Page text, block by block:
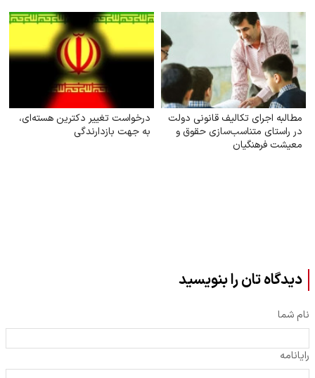
مطالبه اجرای تکالیف قانونی دولت
در راستای متناسب‌سازی حقوق و
معیشت فرهنگیان
درخواست تغییر دکترین هسته‌ای،
به جهت بازدارندگی
دیدگاه تان را بنویسید
نام شما
رایانامه